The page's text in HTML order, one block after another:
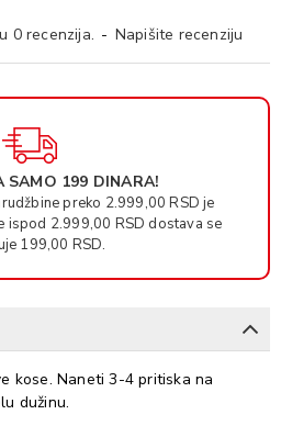
0 recenzija. - Napišite recenziju
SAMO 199 DINARA!
preko 2.999,00 RSD je
ispod 2.999,00 RSD dostava se
199,00 RSD.
kose. Naneti 3-4 pritiska na
dužinu.